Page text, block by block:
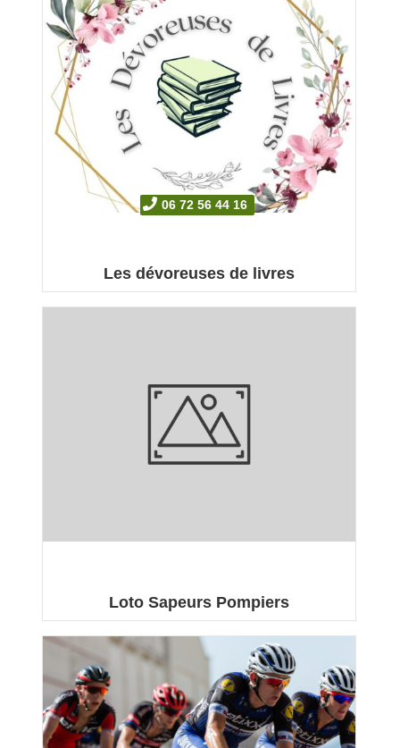
06 72 56 44 16
Les dévoreuses de livres
Les Dévoreuses de livres Association ...
Loto Sapeurs Pompiers
Samedi 8 Février 2025 est organisé un loto par les
...